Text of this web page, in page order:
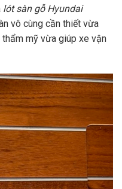
lót sàn gỗ Hyundai
vô cùng cần thiết vừa
mỹ vừa giúp xe vận